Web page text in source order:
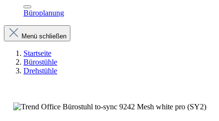
Büroplanung
Menü schließen
Startseite
Bürostühle
Drehstühle